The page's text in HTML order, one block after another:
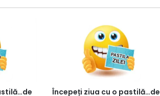
Începeți ziua cu o pastilă…de